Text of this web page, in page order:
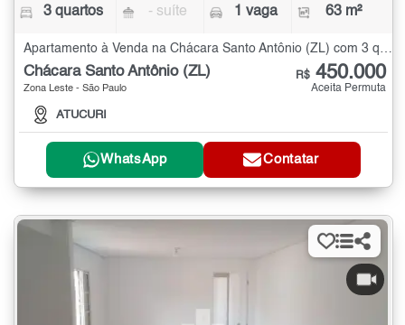
3 quartos - suíte 1 vaga 63 m²
Chácara Santo Antônio (ZL)
Zona Leste - São Paulo
ATUCURI
R$ 450.000
Aceita Permuta
WhatsApp Contatar